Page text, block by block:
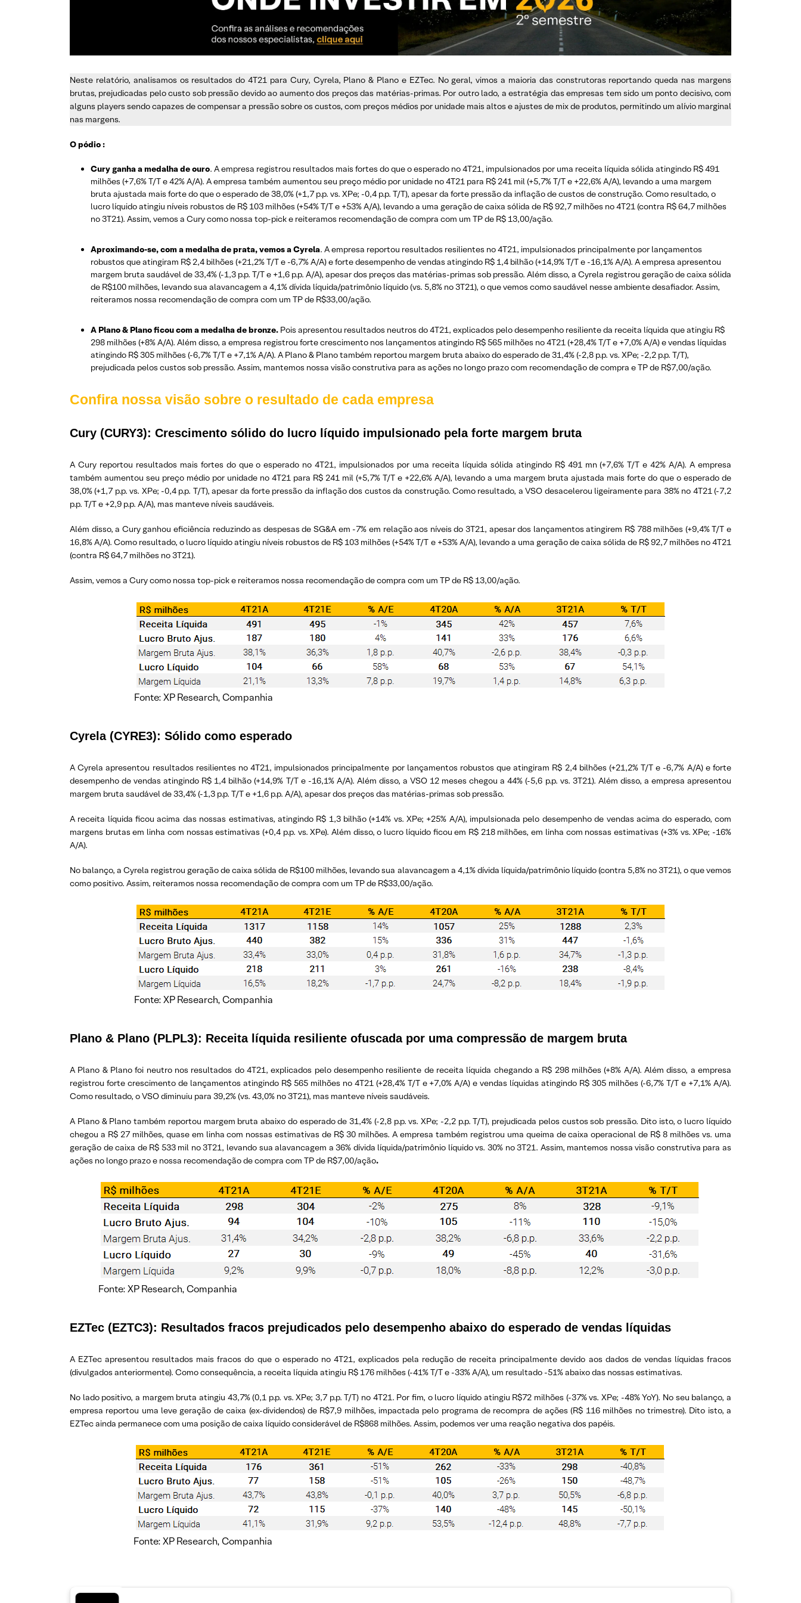
Neste relatório, analisamos os resultados do 4T21 para Cury, Cyrela, Plano & Plano e EZTec. No geral, vimos a maioria das construtoras reportando queda nas margens
brutas, prejudicadas pelo custo sob pressão devido ao aumento dos preços das matérias-primas. Por outro lado, a estratégia das empresas tem sido um ponto decisivo, com
alguns players sendo capazes de compensar a pressão sobre os custos, com preços médios por unidade mais altos e ajustes de mix de produtos, permitindo um alívio marginal
nas margens.
O pódio :
Cury ganha a medalha de ouro. A empresa registrou resultados mais fortes do que o esperado no 4T21, impulsionados por uma receita líquida sólida atingindo R$ 491
milhões (+7,6% T/T e 42% A/A). A empresa também aumentou seu preço médio por unidade no 4T21 para R$ 241 mil (+5,7% T/T e +22,6% A/A), levando a uma margem
bruta ajustada mais forte do que o esperado de 38,0% (+1,7 p.p. vs. XPe; -0,4 p.p. T/T), apesar da forte pressão da inflação de custos de construção. Como resultado, o
lucro líquido atingiu níveis robustos de R$ 103 milhões (+54% T/T e +53% A/A), levando a uma geração de caixa sólida de R$ 92,7 milhões no 4T21 (contra R$ 64,7 milhões
no 3T21). Assim, vemos a Cury como nossa top-pick e reiteramos recomendação de compra com um TP de R$ 13,00/ação.
Aproximando-se, com a medalha de prata, vemos a Cyrela. A empresa reportou resultados resilientes no 4T21, impulsionados principalmente por lançamentos
robustos que atingiram R$ 2,4 bilhões (+21,2% T/T e -6,7% A/A) e forte desempenho de vendas atingindo R$ 1,4 bilhão (+14,9% T/T e -16,1% A/A). A empresa apresentou
margem bruta saudável de 33,4% (-1,3 p.p. T/T e +1,6 p.p. A/A), apesar dos preços das matérias-primas sob pressão. Além disso, a Cyrela registrou geração de caixa sólida
de R$100 milhões, levando sua alavancagem a 4,1% dívida líquida/patrimônio líquido (vs. 5,8% no 3T21), o que vemos como saudável nesse ambiente desafiador. Assim,
reiteramos nossa recomendação de compra com um TP de R$33,00/ação.
A Plano & Plano ficou com a medalha de bronze. Pois apresentou resultados neutros do 4T21, explicados pelo desempenho resiliente da receita líquida que atingiu R$
298 milhões (+8% A/A). Além disso, a empresa registrou forte crescimento nos lançamentos atingindo R$ 565 milhões no 4T21 (+28,4% T/T e +7,0% A/A) e vendas líquidas
atingindo R$ 305 milhões (-6,7% T/T e +7,1% A/A). A Plano & Plano também reportou margem bruta abaixo do esperado de 31,4% (-2,8 p.p. vs. XPe; -2,2 p.p. T/T),
prejudicada pelos custos sob pressão. Assim, mantemos nossa visão construtiva para as ações no longo prazo com recomendação de compra e TP de R$7,00/ação.
Confira nossa visão sobre o resultado de cada empresa
Cury (CURY3): Crescimento sólido do lucro líquido impulsionado pela forte margem bruta
A Cury reportou resultados mais fortes do que o esperado no 4T21, impulsionados por uma receita líquida sólida atingindo R$ 491 mn (+7,6% T/T e 42% A/A). A empresa
também aumentou seu preço médio por unidade no 4T21 para R$ 241 mil (+5,7% T/T e +22,6% A/A), levando a uma margem bruta ajustada mais forte do que o esperado de
38,0% (+1,7 p.p. vs. XPe; -0,4 p.p. T/T), apesar da forte pressão da inflação dos custos da construção. Como resultado, a VSO desacelerou ligeiramente para 38% no 4T21 (-7,2
p.p. T/T e +2,9 p.p. A/A), mas manteve níveis saudáveis.
Além disso, a Cury ganhou eficiência reduzindo as despesas de SG&A em -7% em relação aos níveis do 3T21, apesar dos lançamentos atingirem R$ 788 milhões (+9,4% T/T e
16,8% A/A). Como resultado, o lucro líquido atingiu níveis robustos de R$ 103 milhões (+54% T/T e +53% A/A), levando a uma geração de caixa sólida de R$ 92,7 milhões no 4T21
(contra R$ 64,7 milhões no 3T21).
Assim, vemos a Cury como nossa top-pick e reiteramos nossa recomendação de compra com um TP de R$ 13,00/ação.
Fonte: XP Research, Companhia
Cyrela (CYRE3): Sólido como esperado
A Cyrela apresentou resultados resilientes no 4T21, impulsionados principalmente por lançamentos robustos que atingiram R$ 2,4 bilhões (+21,2% T/T e -6,7% A/A) e forte
desempenho de vendas atingindo R$ 1,4 bilhão (+14,9% T/T e -16,1% A/A). Além disso, a VSO 12 meses chegou a 44% (-5,6 p.p. vs. 3T21). Além disso, a empresa apresentou
margem bruta saudável de 33,4% (-1,3 p.p. T/T e +1,6 p.p. A/A), apesar dos preços das matérias-primas sob pressão.
A receita líquida ficou acima das nossas estimativas, atingindo R$ 1,3 bilhão (+14% vs. XPe; +25% A/A), impulsionada pelo desempenho de vendas acima do esperado, com
margens brutas em linha com nossas estimativas (+0,4 p.p. vs. XPe). Além disso, o lucro líquido ficou em R$ 218 milhões, em linha com nossas estimativas (+3% vs. XPe; -16%
A/A).
No balanço, a Cyrela registrou geração de caixa sólida de R$100 milhões, levando sua alavancagem a 4,1% dívida líquida/patrimônio líquido (contra 5,8% no 3T21), o que vemos
como positivo. Assim, reiteramos nossa recomendação de compra com um TP de R$33,00/ação.
Fonte: XP Research, Companhia
Plano & Plano (PLPL3): Receita líquida resiliente ofuscada por uma compressão de margem bruta
A Plano & Plano foi neutro nos resultados do 4T21, explicados pelo desempenho resiliente de receita líquida chegando a R$ 298 milhões (+8% A/A). Além disso, a empresa
registrou forte crescimento de lançamentos atingindo R$ 565 milhões no 4T21 (+28,4% T/T e +7,0% A/A) e vendas líquidas atingindo R$ 305 milhões (-6,7% T/T e +7,1% A/A).
Como resultado, o VSO diminuiu para 39,2% (vs. 43,0% no 3T21), mas manteve níveis saudáveis.
A Plano & Plano também reportou margem bruta abaixo do esperado de 31,4% (-2,8 p.p. vs. XPe; -2,2 p.p. T/T), prejudicada pelos custos sob pressão. Dito isto, o lucro líquido
chegou a R$ 27 milhões, quase em linha com nossas estimativas de R$ 30 milhões. A empresa também registrou uma queima de caixa operacional de R$ 8 milhões vs. uma
geração de caixa de R$ 533 mil no 3T21, levando sua alavancagem a 36% dívida líquida/patrimônio líquido vs. 30% no 3T21. Assim, mantemos nossa visão construtiva para as
ações no longo prazo e nossa recomendação de compra com TP de R$7,00/ação.
Fonte: XP Research, Companhia
EZTec (EZTC3): Resultados fracos prejudicados pelo desempenho abaixo do esperado de vendas líquidas
A EZTec apresentou resultados mais fracos do que o esperado no 4T21, explicados pela redução de receita principalmente devido aos dados de vendas líquidas fracos
(divulgados anteriormente). Como consequência, a receita líquida atingiu R$ 176 milhões (-41% T/T e -33% A/A), um resultado -51% abaixo das nossas estimativas.
No lado positivo, a margem bruta atingiu 43,7% (0,1 p.p. vs. XPe; 3,7 p.p. T/T) no 4T21. Por fim, o lucro líquido atingiu R$72 milhões (-37% vs. XPe; -48% YoY). No seu balanço, a
empresa reportou uma leve geração de caixa (ex-dividendos) de R$7,9 milhões, impactada pelo programa de recompra de ações (R$ 116 milhões no trimestre). Dito isto, a
EZTec ainda permanece com uma posição de caixa líquido considerável de R$868 milhões. Assim, podemos ver uma reação negativa dos papéis.
Fonte: XP Research, Companhia